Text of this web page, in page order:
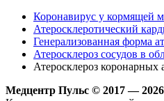
Коронавирус у кормящей
Атеросклеротический
Генерализованная форма
Атеросклероз сосудов в
Атеросклероз коронарных
Медцентр Пульс © 2017 — 2026